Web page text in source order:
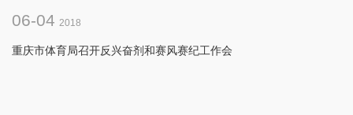
06-04 2018
重庆市体育局召开反兴奋剂和赛风赛纪工作会